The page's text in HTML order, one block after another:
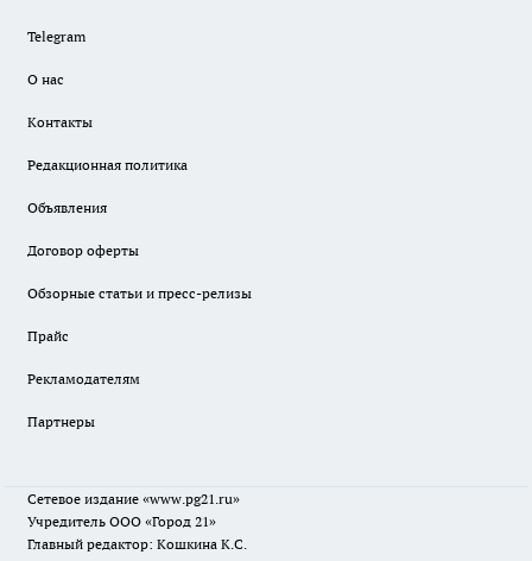
Telegram
О нас
Контакты
Редакционная политика
Объявления
Договор оферты
Обзорные статьи и пресс-релизы
Прайс
Рекламодателям
Партнеры
Сетевое издание «www.pg21.ru»
Учредитель ООО «Город 21»
Главный редактор: Кошкина К.С.